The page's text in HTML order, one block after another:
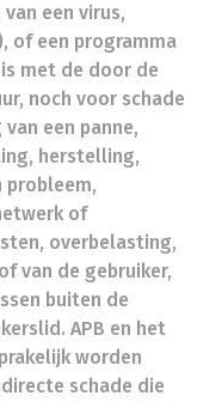
een virus,
of een programma
met de door de
noch voor schade
een panne,
herstelling,
probleem,
of
overbelasting,
van de gebruiker,
buiten de
APB en het
worden
schade die